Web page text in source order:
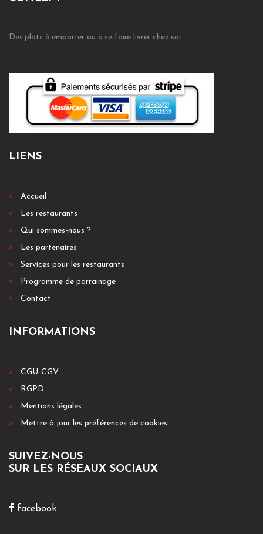
Des plats à emporter ou à se faire livrer chez soi
LIENS
Accueil
Les restaurants
Qui sommes-nous ?
Les partenaires
Services pour les restaurants
Programme de parrainage
Contact
INFORMATIONS
CGU-CGV
RGPD
Mentions légales
Mettre à jour les préférences de cookies
SUIVEZ-NOUS
SUR LES RÉSEAUX SOCIAUX
facebook